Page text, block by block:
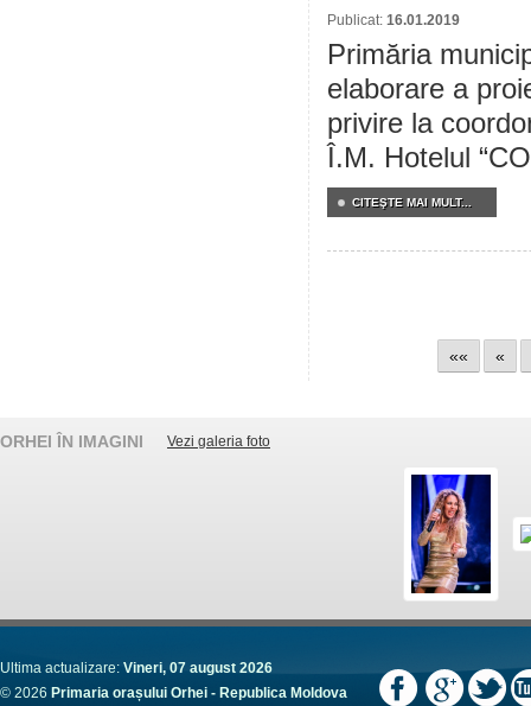
Publicat: 16.01.2019
Primăria
elaborare a
privire la
Î.M. Hotelul
CITEŞTE MAI MULT...
«« «
ORHEI ÎN IMAGINI Vezi galeria foto
Ultima actualizare: Vineri, 07 august 2026
© 2026 Primaria orașului Orhei - Republica Moldova